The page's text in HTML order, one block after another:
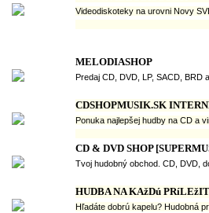
Videodiskoteky na urovni Novy
MELODIASHOP
Predaj CD, DVD, LP, SACD, BRD
CDSHOPMUSIK.SK
Ponuka najlepšej hudby na CD a
CD & DVD SHOP
Tvoj hudobný obchod. CD, DVD,
HUDBA NA KAžDú
Hľadáte dobrú kapelu? Hudobná